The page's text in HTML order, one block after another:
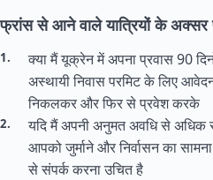
फ्रांस से आने वाले यात्रियों के अक्सर
क्या मैं यूक्रेन में अपना प्रवास 90
अस्थायी निवास परमिट के लिए
निकलकर और फिर से प्रवेश करके
यदि मैं अपनी अनुमत अवधि से अधिक
आपको जुर्माने और निर्वासन का
से संपर्क करना उचित है